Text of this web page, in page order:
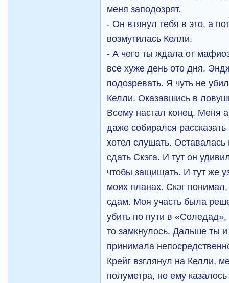
меня заподозрят.
- Он втянул тебя в это, а
возмутилась Келли.
- А чего ты ждала от
все хуже день ото дня.
подозревать. Я чуть не
Келли. Оказавшись в
Всему настал конец. Меня
даже собирался рассказать
хотел слушать.
сдать Скэга. И тут он
чтобы защищать. И тут же
моих планах. Скэг
сдам. Моя участь была
убить по пути в
то замкнулось. Дальше ты
принимала
Крейг взглянул на Келли,
полуметра, но ему